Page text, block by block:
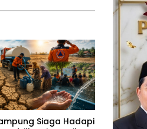
Siaga Hadapi